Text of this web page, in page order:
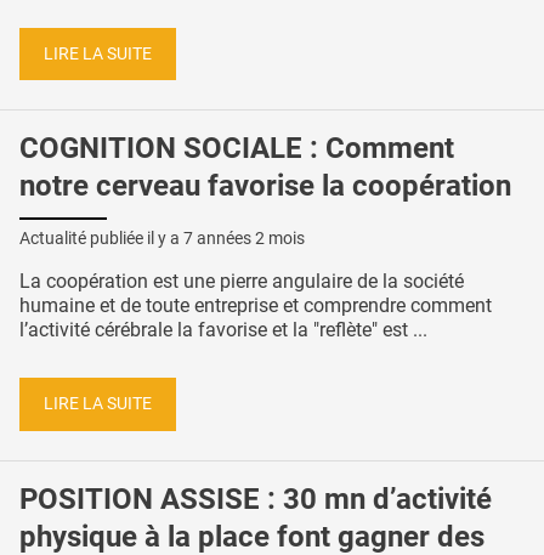
LIRE LA SUITE
COGNITION SOCIALE : Comment
notre cerveau favorise la coopération
Actualité publiée il y a 7 années 2 mois
La coopération est une pierre angulaire de la société
humaine et de toute entreprise et comprendre comment
l’activité cérébrale la favorise et la "reflète" est ...
LIRE LA SUITE
POSITION ASSISE : 30 mn d’activité
physique à la place font gagner des